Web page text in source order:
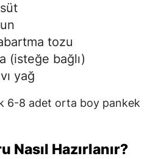
tozu
(isteğe bağlı)
yağ
6-8 adet orta boy pankek
Nasıl Hazırlanır?